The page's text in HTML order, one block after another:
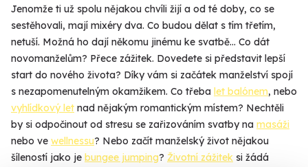
Jenomže ti už spolu nějakou chvíli žijí a od té doby, co se
sestěhovali, mají mixéry dva. Co budou dělat s tím třetím,
netuší. Možná ho dají někomu jinému ke svatbě... Co dát
novomanželům? Přece zážitek. Dovedete si představit lepší
start do nového života? Díky vám si začátek manželství spojí
s nezapomenutelným okamžikem. Co třeba let balónem, nebo
vyhlídkový let nad nějakým romantickým místem? Nechtěli
by si odpočinout od stresu se zařizováním svatby na masáži
nebo ve wellnessu? Nebo začít manželský život nějakou
šíleností jako je bungee jumping? Životní zážitek si žádá